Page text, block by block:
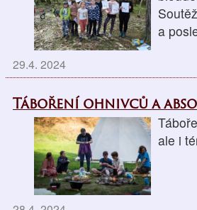
a
29.4. 2024
Táboření ohnivců a
ale i